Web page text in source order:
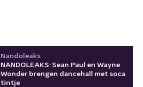
Nandoleaks
NANDOLEAKS: Sean Paul en Wayne
Wonder brengen dancehall met soca
tintje